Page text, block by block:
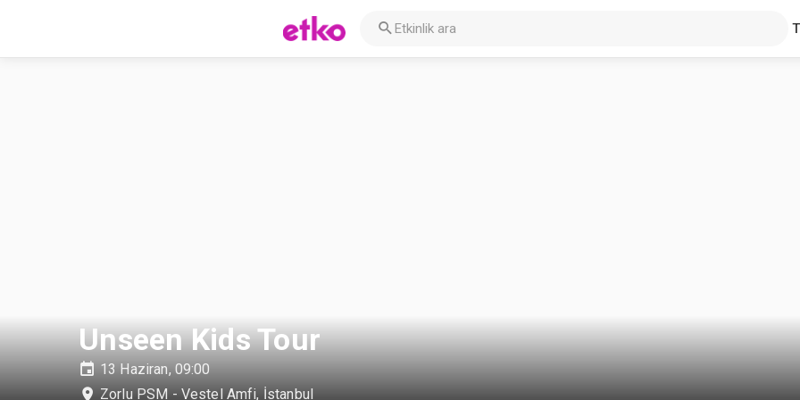
Unseen Kids Tour
13 Haziran, 09:00
Zorlu PSM - Vestel Amfi, İstanbul